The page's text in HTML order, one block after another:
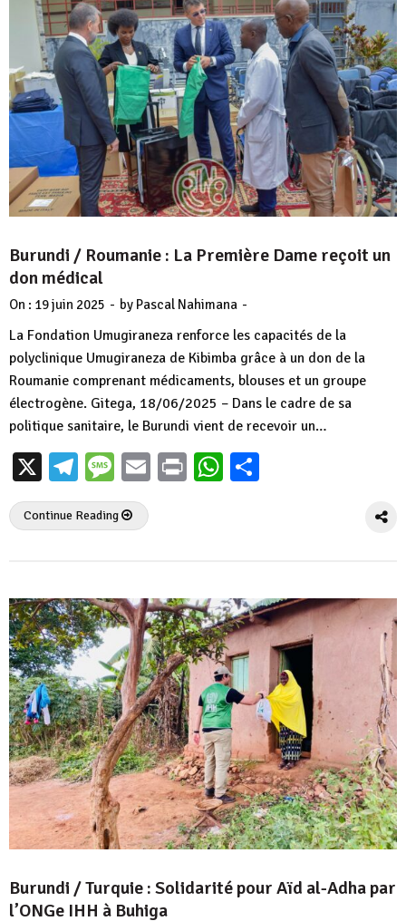
Burundi / Roumanie : La Première Dame reçoit un
don médical
On : 19 juin 2025 - by Pascal Nahimana -
La Fondation Umugiraneza renforce les capacités de la
polyclinique Umugiraneza de Kibimba grâce à un don de la
Roumanie comprenant médicaments, blouses et un groupe
électrogène. Gitega, 18/06/2025 – Dans le cadre de sa
politique sanitaire, le Burundi vient de recevoir un…
X Telegram
Message
EmailPrintWhatsApp
Continue Reading
Burundi / Turquie : Solidarité pour Aïd al-Adha par
l’ONGe IHH à Buhiga